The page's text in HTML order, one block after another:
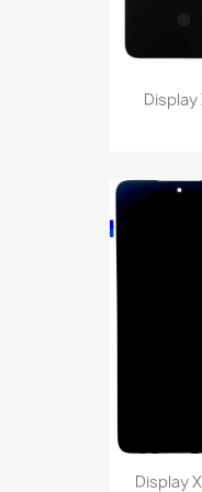
Display
Display